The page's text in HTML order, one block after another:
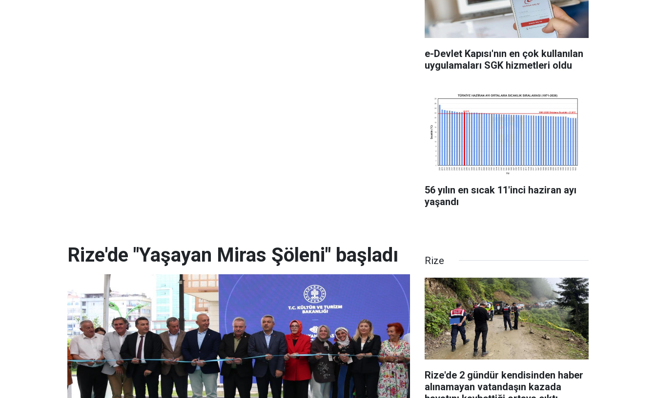
e-Devlet Kapısı'nın en çok kullanılan
uygulamaları SGK hizmetleri oldu
56 yılın en sıcak 11'inci haziran ayı
yaşandı
Rize'de "Yaşayan Miras Şöleni" başladı Rize
Rize'de 2 gündür kendisinden haber
alınamayan vatandaşın kazada